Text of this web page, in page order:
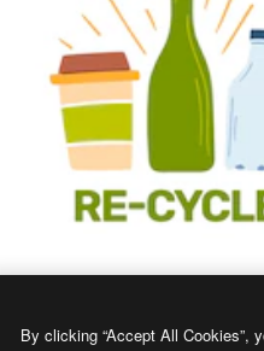
By clicking “Accept All Cookies”,